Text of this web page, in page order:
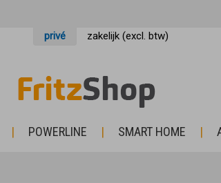
privé zakelijk (excl. btw)
POWERLINE SMART HOME